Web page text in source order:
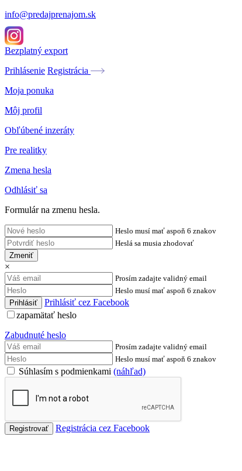
info@predajprenajom.sk
Bezplatný export
Prihlásenie Registrácia
Moja ponuka
Môj profil
Obľúbené inzeráty
Pre realitky
Zmena hesla
Odhlásiť sa
Formulár na zmenu hesla.
Heslo musí mať aspoň 6 znakov
Heslá sa musia zhodovať
Zmeniť
×
Prosím zadajte validný email
Heslo musí mať aspoň 6 znakov
Prihlásiť cez Facebook
zapamätať heslo
Zabudnuté heslo
Prosím zadajte validný email
Heslo musí mať aspoň 6 znakov
Súhlasím s podmienkami (náhľad)
Registrácia cez Facebook